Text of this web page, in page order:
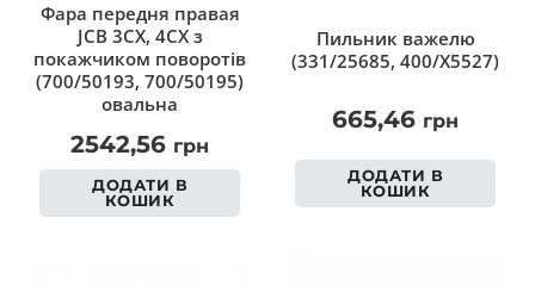
Фара передня правая
JCB 3CX, 4CX з
покажчиком поворотів
(700/50193, 700/50195)
овальна
2542,56 грн
ДОДАТИ В
КОШИК
Пильник важелю
(331/25685, 400/X5527)
665,46 грн
ДОДАТИ В
КОШИК